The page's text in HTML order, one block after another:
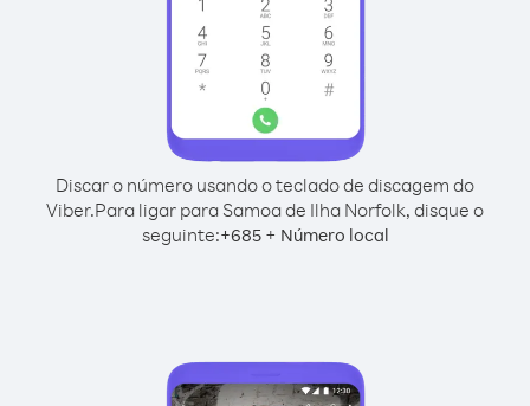
Discar o número usando o teclado de discagem do
Viber.Para ligar para Samoa de Ilha Norfolk, disque o
seguinte:+685+ Número local